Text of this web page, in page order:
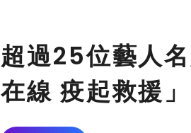
超過25位藝人
在線 疫起救援